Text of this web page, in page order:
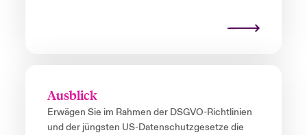
Ausblick
Erwägen Sie im Rahmen der DSGVO-Richtlinien
und der jüngsten US-Datenschutzgesetze die